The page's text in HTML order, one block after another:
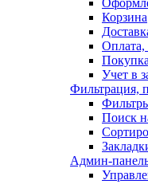
Корзина
Оплата,
Учет в
Фильтрация,
Поиск
Админ-